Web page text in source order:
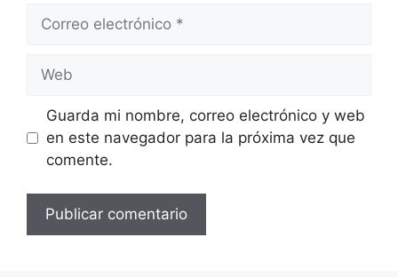
Guarda mi nombre, correo electrónico y web
en este navegador para la próxima vez que
comente.